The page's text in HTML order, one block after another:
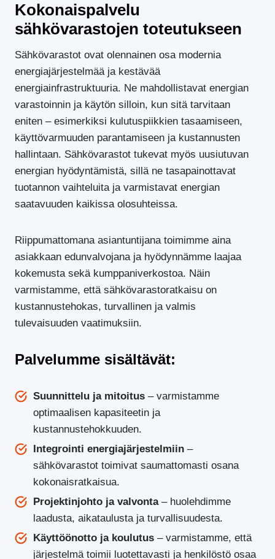
Kokonaispalvelu
sähkövarastojen toteutukseen
Sähkövarastot ovat olennainen osa modernia
energiajärjestelmää ja kestävää
energiainfrastruktuuria. Ne mahdollistavat energian
varastoinnin ja käytön silloin, kun sitä tarvitaan
eniten – esimerkiksi kulutuspiikkien tasaamiseen,
käyttövarmuuden parantamiseen ja kustannusten
hallintaan. Sähkövarastot tukevat myös uusiutuvan
energian hyödyntämistä, sillä ne tasapainottavat
tuotannon vaihteluita ja varmistavat energian
saatavuuden kaikissa olosuhteissa.
Riippumattomana asiantuntijana toimimme aina
asiakkaan edunvalvojana ja hyödynnämme laajaa
kokemusta sekä kumppaniverkostoa. Näin
varmistamme, että sähkövarastoratkaisu on
kustannustehokas, turvallinen ja valmis
tulevaisuuden vaatimuksiin.
Palvelumme sisältävät:
Suunnittelu ja mitoitus – varmistamme
optimaalisen kapasiteetin ja
kustannustehokkuuden.
Integrointi energiajärjestelmiin –
sähkövarastot toimivat saumattomasti osana
kokonaisratkaisua.
Projektinjohto ja valvonta– huolehdimme
laadusta, aikataulusta ja turvallisuudesta.
Käyttöönotto ja koulutus – varmistamme, että
järjestelmä toimii luotettavasti ja henkilöstö osaa